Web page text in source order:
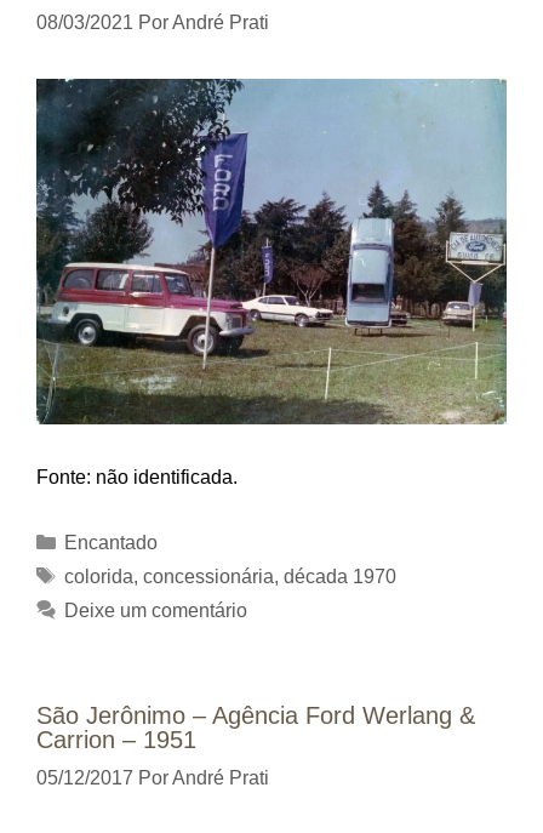
08/03/2021 PorAndré Prati
Fonte: não identificada.
Categorias
Encantado
Tags
colorida, concessionária, década 1970
Deixe um comentário
São Jerônimo – Agência Ford Werlang &
Carrion – 1951
05/12/2017 PorAndré Prati